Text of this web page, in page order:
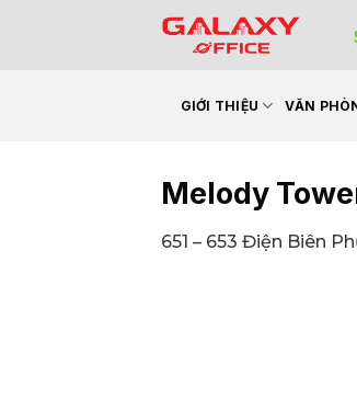
GIỚI THIỆU VĂN
Melody
651 – 653 Điện Biên